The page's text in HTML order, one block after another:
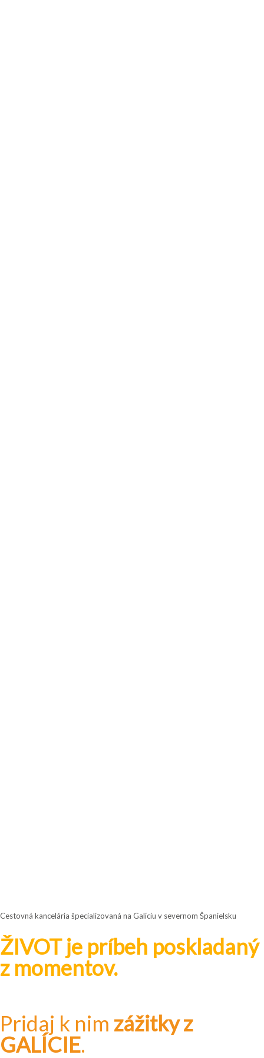
Cestovná kancelária špecializovaná na Galíciu v severnom Španielsku
ŽIVOT je príbeh poskladaný
z momentov.
Pridaj k nim zážitky z
GALÍCIE.